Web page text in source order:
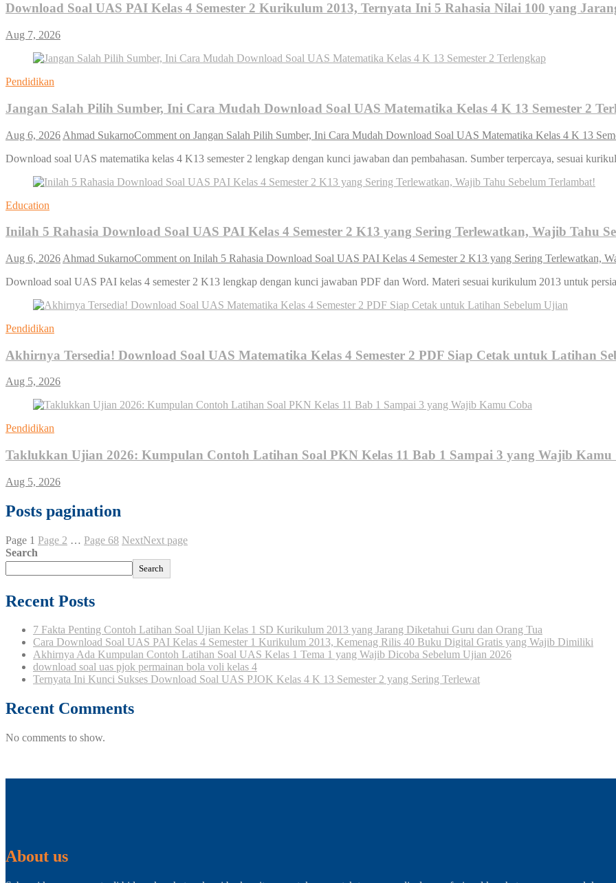
Download Soal UAS PAI Kelas 4 Semester 2 Kurikulum 2013, Ternyata Ini 5 Rahasia Nilai 100 yang
Aug 7, 2026
Pendidikan
Jangan Salah Pilih Sumber, Ini Cara Mudah Download Soal UAS Matematika Kelas 4 K 13 Semester 2
Aug 6, 2026 Ahmad SukarnoComment on Jangan Salah Pilih Sumber, Ini Cara Mudah Download Soal UAS Matematika Kelas 4 K 13
Download soal UAS matematika kelas 4 K13 semester 2 lengkap dengan kunci jawaban dan pembahasan. Sumber terpercaya, sesuai
Education
Inilah 5 Rahasia Download Soal UAS PAI Kelas 4 Semester 2 K13 yang Sering Terlewatkan, Wajib Tahu
Aug 6, 2026 Ahmad SukarnoComment on Inilah 5 Rahasia Download Soal UAS PAI Kelas 4 Semester 2 K13 yang Sering Terlewatkan,
Download soal UAS PAI kelas 4 semester 2 K13 lengkap dengan kunci jawaban PDF dan Word. Materi sesuai kurikulum 2013 untuk
Pendidikan
Akhirnya Tersedia! Download Soal UAS Matematika Kelas 4 Semester 2 PDF Siap Cetak untuk Latihan
Aug 5, 2026
Pendidikan
Taklukkan Ujian 2026: Kumpulan Contoh Latihan Soal PKN Kelas 11 Bab 1 Sampai 3 yang Wajib Kamu
Aug 5, 2026
Posts pagination
Page 1 Page 2 … Page 68 NextNext page
Search
Search
Recent Posts
7 Fakta Penting Contoh Latihan Soal Ujian Kelas 1 SD Kurikulum 2013 yang Jarang Diketahui Guru dan Orang Tua
Cara Download Soal UAS PAI Kelas 4 Semester 1 Kurikulum 2013, Kemenag Rilis 40 Buku Digital Gratis yang Wajib Dimiliki
Akhirnya Ada Kumpulan Contoh Latihan Soal UAS Kelas 1 Tema 1 yang Wajib Dicoba Sebelum Ujian 2026
download soal uas pjok permainan bola voli kelas 4
Ternyata Ini Kunci Sukses Download Soal UAS PJOK Kelas 4 K 13 Semester 2 yang Sering Terlewat
Recent Comments
No comments to show.
About us